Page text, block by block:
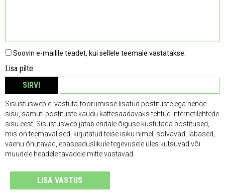
Soovin e-mailile teadet, kui sellele teemale vastatakse.
Lisa pilte
SIRVI
Sisustusweb ei vastuta foorumisse lisatud postituste ega nende
sisu, samuti postituste kaudu kättesaadavaks tehtud internetilehtede
sisu eest. Sisustusweb jätab endale õiguse kustutada postitused,
mis on teemavälised, kirjutatud teise isiku nimel, solvavad, labased,
vaenu õhutavad, ebaseaduslikule tegevusele üles kutsuvad või
muudele headele tavadele mitte vastavad.
LISA VASTUS